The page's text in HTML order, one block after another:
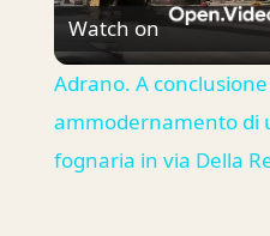
Watch on
Adrano. A
ammodernamento di
fognaria in via Della